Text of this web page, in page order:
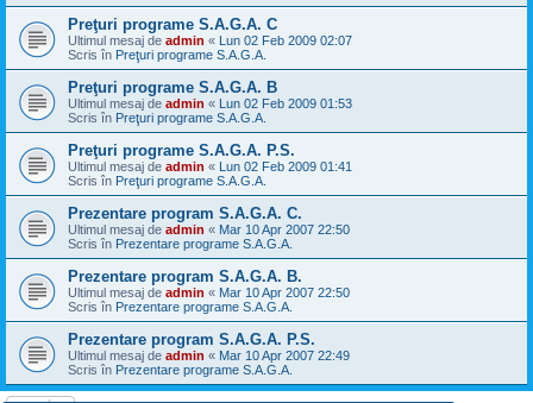
Preţuri programe S.A.G.A. C
Ultimul mesaj de admin « Lun 02 Feb 2009 02:07
Scris în Preţuri programe S.A.G.A.
Preţuri programe S.A.G.A. B
Ultimul mesaj de admin « Lun 02 Feb 2009 01:53
Scris în Preţuri programe S.A.G.A.
Preţuri programe S.A.G.A. P.S.
Ultimul mesaj de admin « Lun 02 Feb 2009 01:41
Scris în Preţuri programe S.A.G.A.
Prezentare program S.A.G.A. C.
Ultimul mesaj de admin « Mar 10 Apr 2007 22:50
Scris în Prezentare programe S.A.G.A.
Prezentare program S.A.G.A. B.
Ultimul mesaj de admin « Mar 10 Apr 2007 22:50
Scris în Prezentare programe S.A.G.A.
Prezentare program S.A.G.A. P.S.
Ultimul mesaj de admin « Mar 10 Apr 2007 22:49
Scris în Prezentare programe S.A.G.A.